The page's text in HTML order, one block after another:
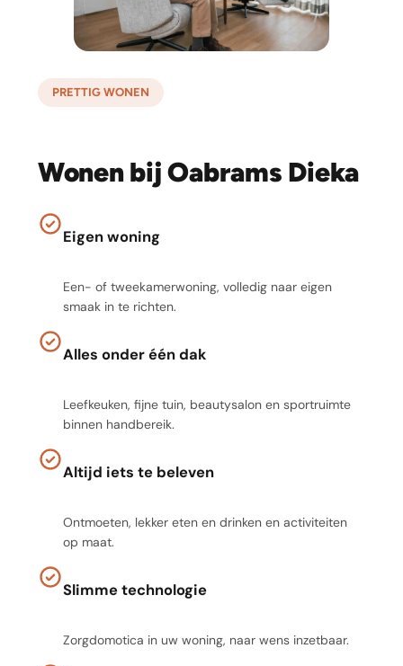
PRETTIG WONEN
Wonen bij Oabrams Dieka
Eigen woning
Een- of tweekamerwoning, volledig naar eigen
smaak in te richten.
Alles onder één dak
Leefkeuken, fijne tuin, beautysalon en sportruimte
binnen handbereik.
Altijd iets te beleven
Ontmoeten, lekker eten en drinken en activiteiten
op maat.
Slimme technologie
Zorgdomotica in uw woning, naar wens inzetbaar.